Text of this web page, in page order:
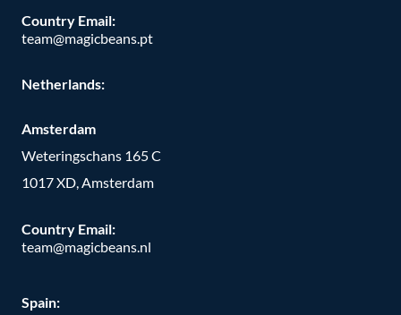
Country Email:
team@magicbeans.pt
Netherlands:
Amsterdam
Weteringschans 165 C
1017 XD, Amsterdam
Country Email:
team@magicbeans.nl
Spain: